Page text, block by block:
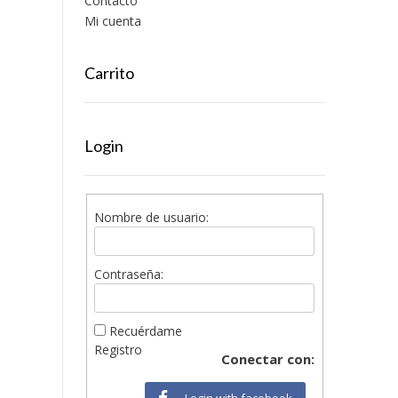
Mi cuenta
Carrito
Login
Nombre de usuario:
Contraseña:
Recuérdame
Conectar con:
Registro